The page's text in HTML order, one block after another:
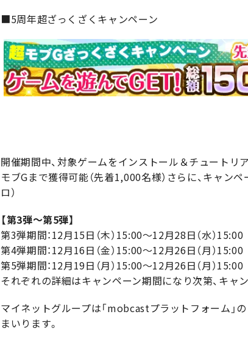
■5周年超ざっくざくキャンペーン
開催期間中、対象ゲームをインストール＆チュート
モブGまで獲得可能（先着1,000名様）さらに、キャ
ロ）
【第3弾〜第5弾】
第3弾期間：12月15日（木）15:00～12月28日（水）15:00
第4弾期間：12月16日（金）15:00～12月26日（月）15:00
第5弾期間：12月19日（月）15:00～12月26日（月）15:00
それぞれの詳細はキャンペーン期間になり次第、キャ
マイネットグループは「mobcastプラットフォーム」
まいります。